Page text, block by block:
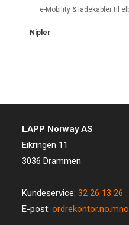
e-Mobility & ladekabler til
Nipler
LAPP Norway AS
Eikringen 11
3036 Drammen
Kundeservice:32 26 13 26
E-post: